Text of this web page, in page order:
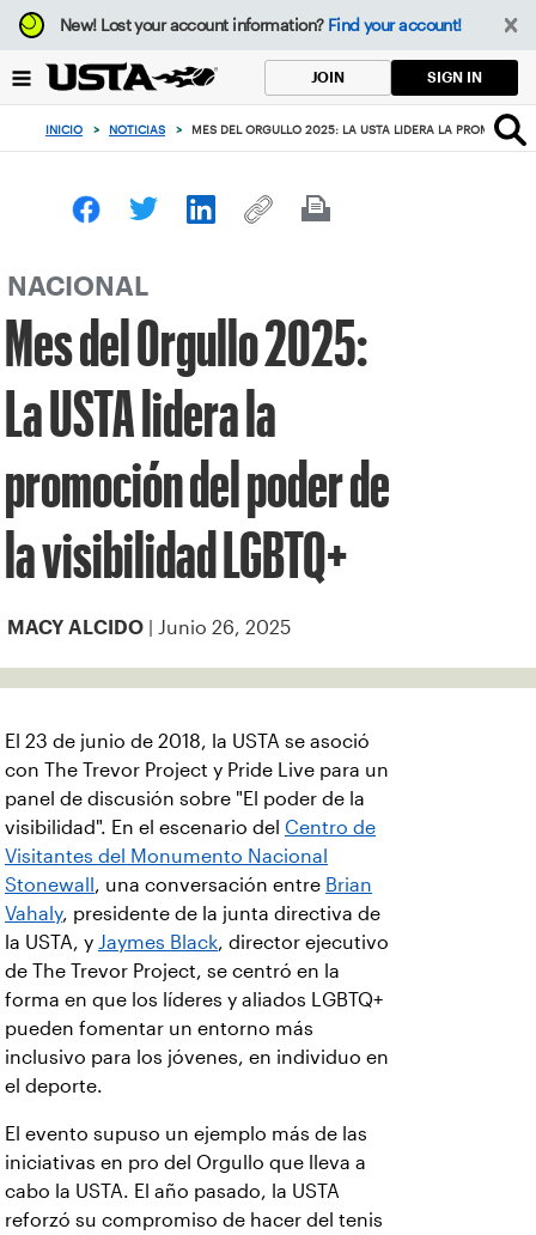
Enfoque
desde
botón
volver
principio
New!Lost your account information? Find your account!
JOIN SIGN IN
INICIO > NOTICIAS > MES DEL ORGULLO 2025: LA USTA LIDERA LA PROMOCIÓN
NACIONAL
Mes del Orgullo 2025:
La USTA lidera la
promoción del poder de
la visibilidad LGBTQ+
MACY ALCIDO | Junio 26, 2025
El 23 de junio de 2018, la USTA se asoció
con The Trevor Project y Pride Live para un
panel de discusión sobre "El poder de la
visibilidad". En el escenario del Centro de
Visitantes del Monumento Nacional
Stonewall , una conversación entre Brian
Vahaly, presidente de la junta directiva de
la USTA, y Jaymes Black, director ejecutivo
de The Trevor Project, se centró en la
forma en que los líderes y aliados LGBTQ+
pueden fomentar un entorno más
inclusivo para los jóvenes, en individuo en
el deporte.
El evento supuso un ejemplo más de las
iniciativas en pro del Orgullo que lleva a
cabo la USTA. El año pasado, la USTA
reforzó su compromiso de hacer del tenis